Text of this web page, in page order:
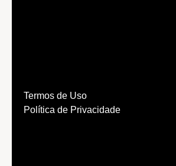
Termos de Uso
Política de Privacidade